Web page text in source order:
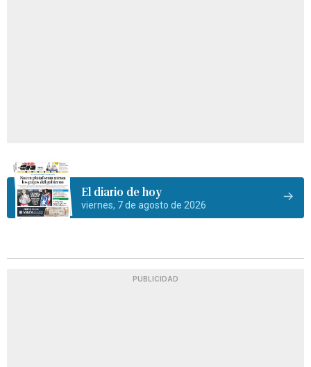
El diario de hoy
viernes, 7 de agosto de 2026
PUBLICIDAD